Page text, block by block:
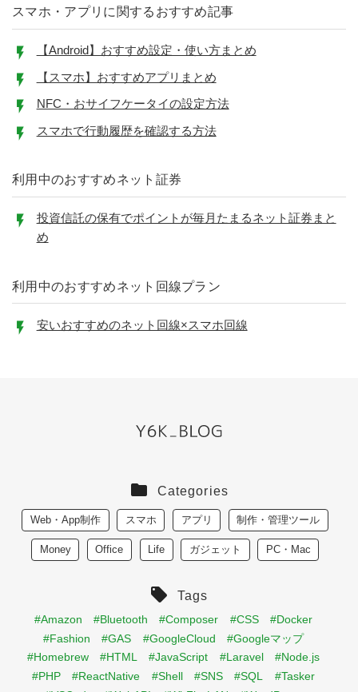
スマホ・アプリに関するおすすめ記事
【Android】おすすめ設定・使い方まとめ
【スマホ】おすすめアプリまとめ
NFC・おサイフケータイの設定方法
スマホで行動履歴を確認する方法
利用中のおすすめネット証券
投資信託の保有でポイントが毎月たまるネット証券まと
め
利用中のおすすめネット回線プラン
安いおすすめのネット回線×スマホ回線
Categories
Web・App制作 スマホ アプリ 制作・管理ツール
Money Office Life ガジェット PC・Mac
Tags
#Amazon #Bluetooth #Composer #CSS
#Docker
#Fashion
#GAS #GoogleCloud
#Googleマップ
#Homebrew
#HTML #JavaScript #Laravel
#Node.js
#PHP
#ReactNative #Shell #SNS #SQL
#Tasker